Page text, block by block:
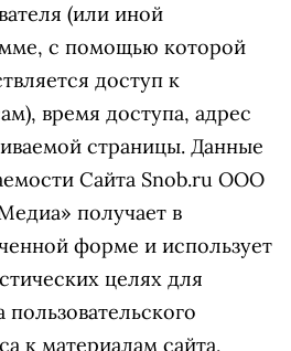
(или иной
с помощью которой
доступ к
время доступа, адрес
страницы. Данные
Cайта Snob.ru ООО
получает в
форме и использует
целях для
пользовательского
к материалам сайта,